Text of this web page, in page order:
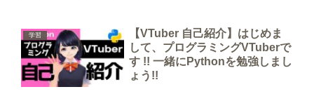
学習
【VTuber 自己紹介】はじめま
して、プログラミングVTuberで
す !! 一緒にPythonを勉強しまし
ょう!!